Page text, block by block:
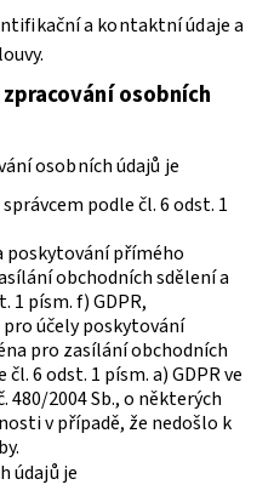
a kontaktní údaje a
osobních
osobních údajů je
podle čl. 6 odst. 1
poskytování přímého
obchodních sdělení a
1 písm. f) GDPR,
účely poskytování
pro zasílání obchodních
6 odst. 1 písm. a) GDPR ve
480/2004 Sb., o některých
v případě, že nedošlo k
údajů je